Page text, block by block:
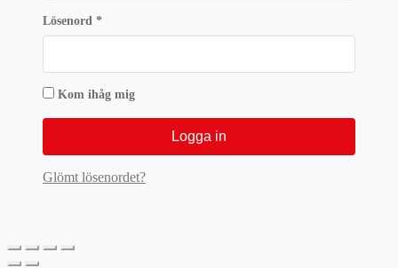
Lösenord *Obligatoriskt
Kom ihåg mig
Logga in
Glömt lösenordet?